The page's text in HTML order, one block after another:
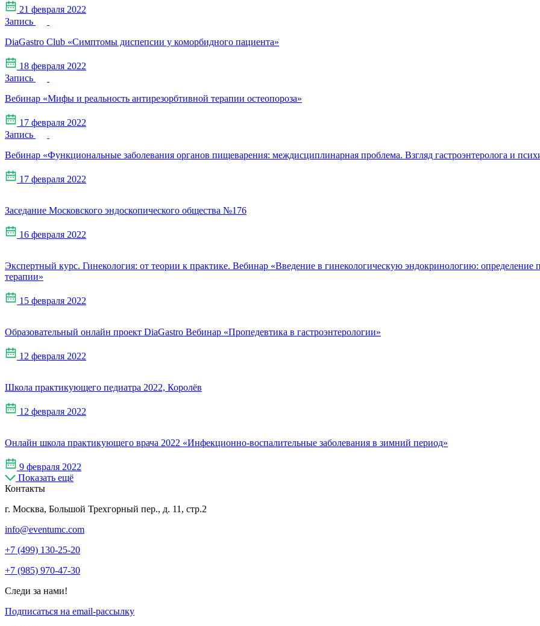
21 февраля 2022
Запись
DiaGastro Club «Симптомы диспепсии у коморбидного пациента»
18 февраля 2022
Запись
Вебинар «Мифы и реальность антирезорбтивной терапии остеопороза»
17 февраля 2022
Запись
Вебинар «Функциональные заболевания органов пищеварения: междисциплинарная проблема. Взгляд гастроэнтеролога и
17 февраля 2022
Заседание Московского эндоскопического общества №176
16 февраля 2022
Экспертный курс. Гинекология: от теории к практике. Вебинар «Введение в гинекологическую эндокринологию:
терапии»
15 февраля 2022
Образовательный онлайн проект DiaGastro Вебинар «Пропедевтика в гастроэнтерологии»
12 февраля 2022
Школа практикующего педиатра 2022, Королёв
12 февраля 2022
Онлайн школа практикующего врача 2022 «Инфекционно-воспалительные заболевания в зимний период»
9 февраля 2022
Показать ещё
Контакты
г. Москва, Большой Трехгорный пер., д. 11, стр.2
info@eventumc.com
+7 (499) 130-25-20
+7 (985) 970-47-30
Следи за нами!
Подписаться на email-рассылку